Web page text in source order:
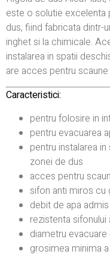
este o solutie excelenta
dus, fiind fabricata dintr-
inghet si la chimicale.
instalarea in spatii
are acces pentru
Caracteristici:
pentru folosire in
pentru evacuarea
pentru instalarea
zonei de dus
acces pentru
sifon anti miros cu
debit de apa
rezistenta
diametru
grosimea minima